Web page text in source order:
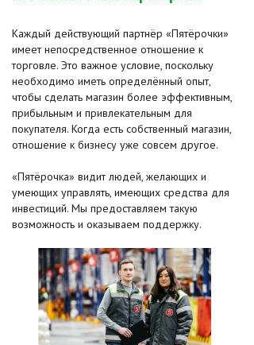
Каждый действующий партнёр «Пятёрочки»
имеет непосредственное отношение к
торговле. Это важное условие, поскольку
необходимо иметь определённый опыт,
чтобы сделать магазин более эффективным,
прибыльным и привлекательным для
покупателя. Когда есть собственный магазин,
отношение к бизнесу уже совсем другое.
«Пятёрочка» видит людей, желающих и
умеющих управлять, имеющих средства для
инвестиций. Мы предоставляем такую
возможность и оказываем поддержку.